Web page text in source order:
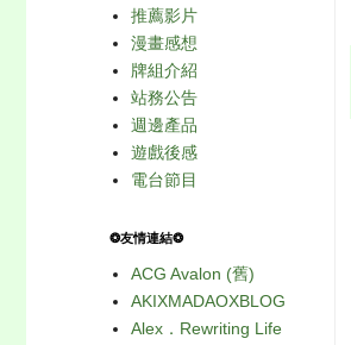
推薦影片
漫畫感想
牌組介紹
站務公告
週邊產品
遊戲後感
電台節目
❂友情連結❂
ACG Avalon (舊)
AKIXMADAOXBLOG
Alex．Rewriting Life